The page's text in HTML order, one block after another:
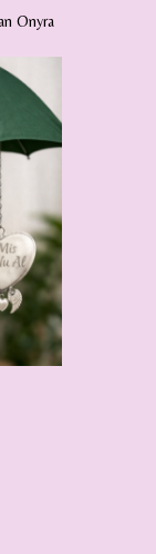
Onyra